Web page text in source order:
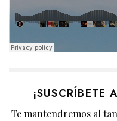
¡SUSCRÍBETE
Te mantendremos al